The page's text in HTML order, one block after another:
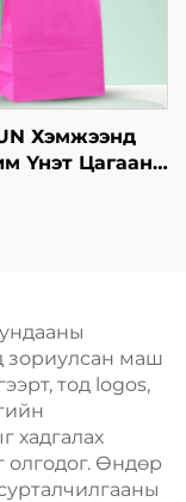
Хэмжээнд
Үнэт Цагаан
зориулсан маш
тод logos,
хадгалах
Өндөр